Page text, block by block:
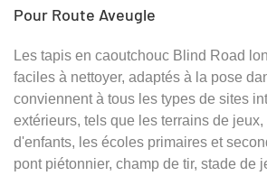
Pour Route Aveugle
Les tapis en caoutchouc Blind Road
faciles à nettoyer, adaptés à la pose
conviennent à tous les types de sites
extérieurs, tels que les terrains de
d'enfants, les écoles primaires et
pont piétonnier, champ de tir, stade de